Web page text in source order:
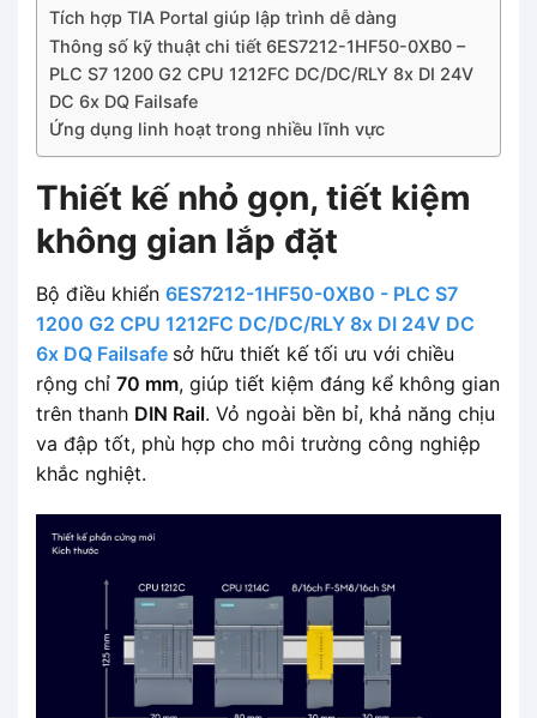
Tích hợp TIA Portal giúp lập trình dễ dàng
Thông số kỹ thuật chi tiết 6ES7212-1HF50-0XB0 –
PLC S7 1200 G2 CPU 1212FC DC/DC/RLY 8x DI 24V
DC 6x DQ Failsafe
Ứng dụng linh hoạt trong nhiều lĩnh vực
Thiết kế nhỏ gọn, tiết kiệm
không gian lắp đặt
Bộ điều khiển 6ES7212-1HF50-0XB0 - PLC S7
1200 G2 CPU 1212FC DC/DC/RLY 8x DI 24V DC
6x DQ Failsafe sở hữu thiết kế tối ưu với chiều
rộng chỉ 70 mm, giúp tiết kiệm đáng kể không gian
trên thanh DIN Rail. Vỏ ngoài bền bỉ, khả năng chịu
va đập tốt, phù hợp cho môi trường công nghiệp
khắc nghiệt.